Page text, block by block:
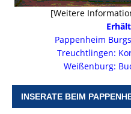
[Weitere
Pappenheim
Treuchtlingen:
Weißenburg:
INSERATE BEIM